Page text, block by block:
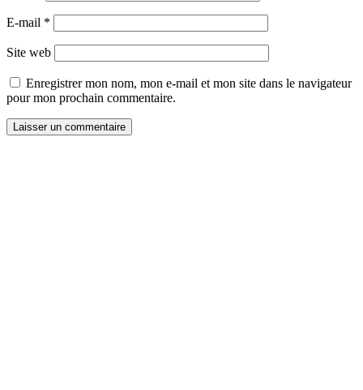
E-mail *
Site web
Enregistrer mon nom, mon e-mail et mon site dans le navigateur
pour mon prochain commentaire.